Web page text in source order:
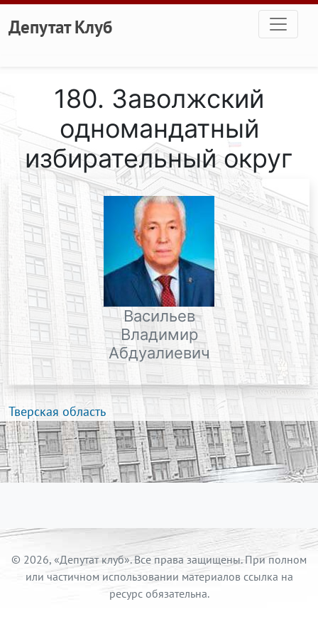
Перейти к основному содержанию
Депутат Клуб
180. Заволжский
одномандатный
избирательный округ
Васильев
Владимир
Абдуалиевич
Тверская область
© 2026, «Депутат клуб». Все права защищены. При полном
или частичном использовании материалов ссылка на
ресурс обязательна.